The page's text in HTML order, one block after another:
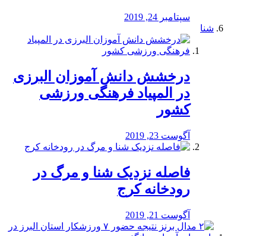
سپتامبر 24, 2019
شنا
درخشش دانش آموزان البرزی
در المپیاد فرهنگی ورزشی
کشور
آگوست 23, 2019
️فاصله نزدیک شنا و مرگ در
رودخانه کرج
آگوست 21, 2019